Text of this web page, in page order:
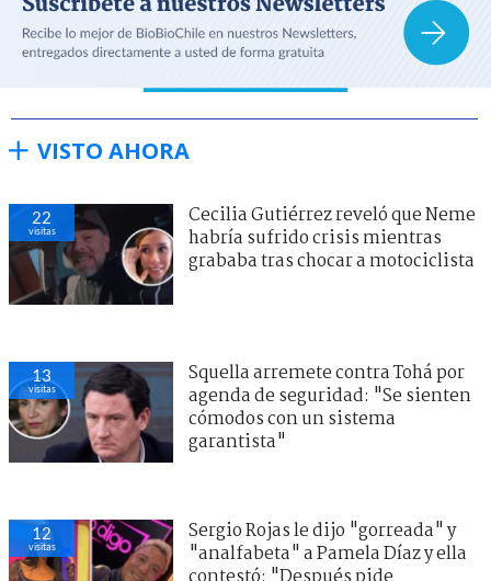
VISTO AHORA
22
visitas
Cecilia Gutiérrez reveló que Neme
habría sufrido crisis mientras
grababa tras chocar a motociclista
13
visitas
Squella arremete contra Tohá por
agenda de seguridad: "Se sienten
cómodos con un sistema
garantista"
12
visitas
Sergio Rojas le dijo "gorreada" y
"analfabeta" a Pamela Díaz y ella